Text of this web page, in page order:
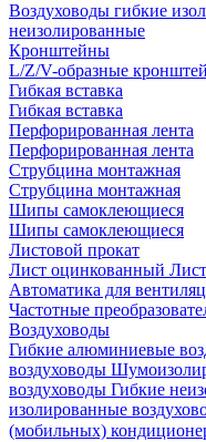
Воздуховоды гибкие
неизолированные
Кронштейны
L/Z/V-образные
Гибкая вставка
Гибкая вставка
Перфорированная лента
Перфорированная лента
Струбцина монтажная
Струбцина монтажная
Шипы самоклеющиеся
Шипы самоклеющиеся
Листовой прокат
Лист оцинкованный
Автоматика для
Частотные
Воздуховоды
Гибкие алюминиевые
воздуховоды
воздуховоды Гибкие
изолированные
(мобильных)